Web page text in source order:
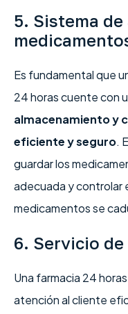
5. Sistema
Es fundamental que
24 horas cuente con
almacenamiento y
eficiente y seguro.
guardar los
adecuada y controlar
medicamentos se
6. Servicio
Una farmacia 24
atención al cliente